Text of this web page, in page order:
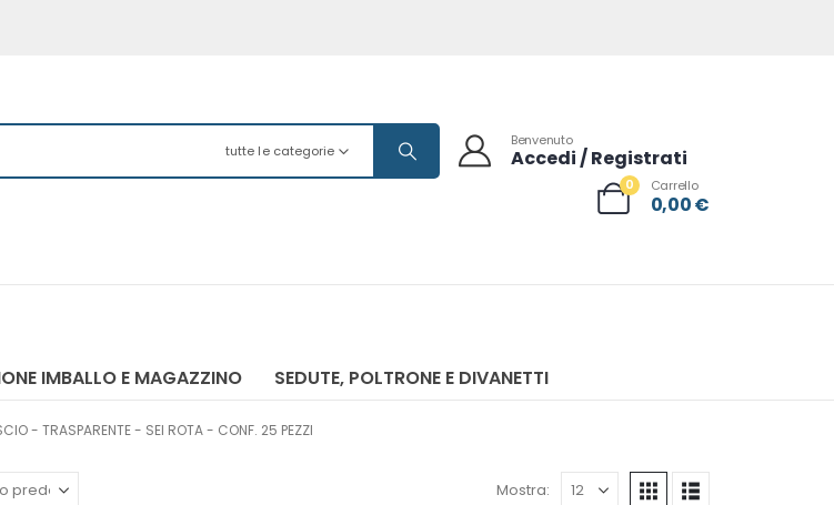
tutte le categorie
Benvenuto
Accedi / Registrati
0 Carrello
0,00€
IMBALLO E MAGAZZINO SEDUTE, POLTRONE E DIVANETTI
- TRASPARENTE - SEI ROTA - CONF. 25 PEZZI
Mostra: